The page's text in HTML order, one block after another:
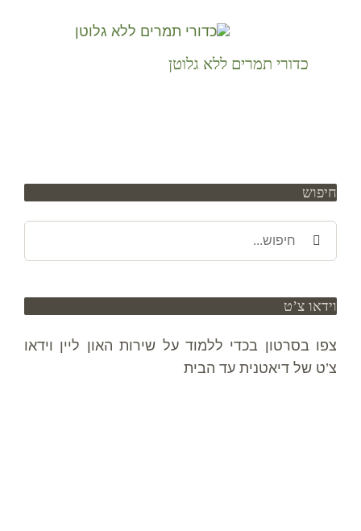
כדורי תמרים ללא גלוטן
חיפוש
וידאו צ’ט
צפו בסרטון בכדי ללמוד על שירות האון ליין וידאו
צ’ט של דיאטנית עד הבית